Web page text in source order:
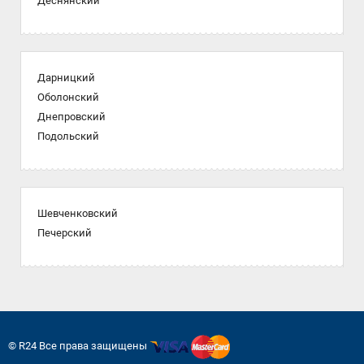
Дарницкий
Оболонский
Днепровский
Подольский
Шевченковский
Печерский
© R24 Все права защищены